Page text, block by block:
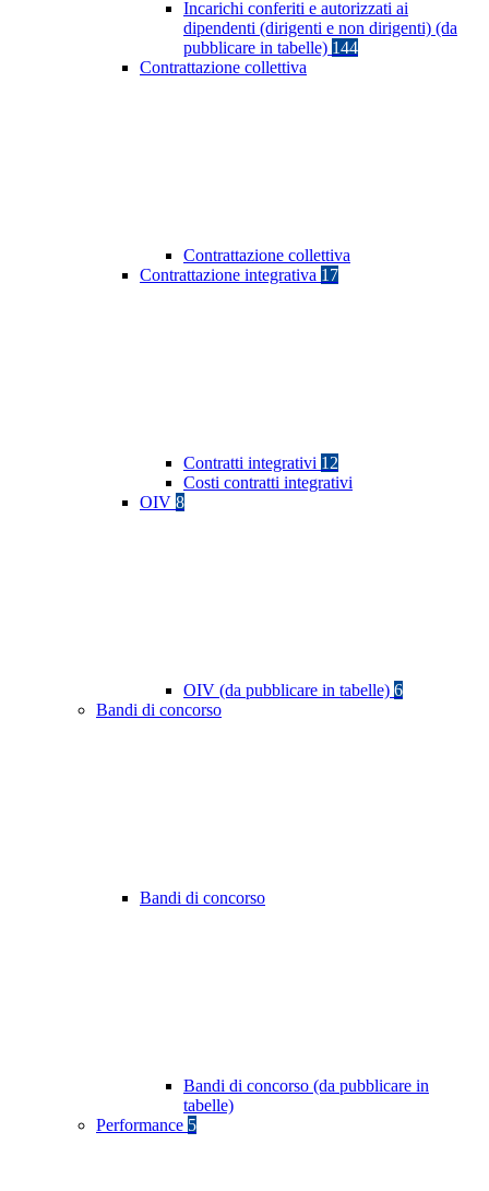
Incarichi conferiti e autorizzati ai
dipendenti (dirigenti e non dirigenti) (da
pubblicare in tabelle) 144
Contrattazione collettiva
Contrattazione collettiva
Contrattazione integrativa 17
Contratti integrativi 12
Costi contratti integrativi
OIV 8
OIV (da pubblicare in tabelle) 6
Bandi di concorso
Bandi di concorso
Bandi di concorso (da pubblicare in
tabelle)
Performance 5